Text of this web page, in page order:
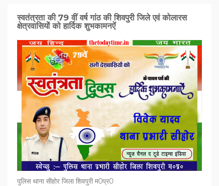
स्वतंत्रता की 79 वीं वर्ष गांठ की शिवपुरी जिले एवं कोलारस
क्षेत्रवासियों को हार्दिक शुभकामनऐं
पुलिस थाना सीहोर जिला शिवपुरी म0प्र0